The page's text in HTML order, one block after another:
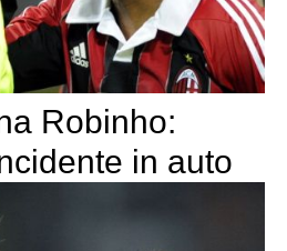
Robinho:
in auto